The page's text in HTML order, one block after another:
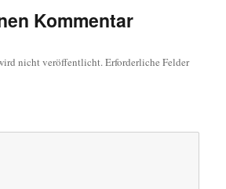
Kommentar
nicht veröffentlicht.Erforderliche Felder